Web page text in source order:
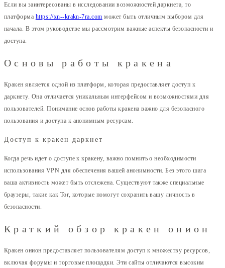
Если вы заинтересованы в исследовании возможностей даркнета, то
платформа https://xn--krakn-7ra.com может быть отличным выбором для
начала. В этом руководстве мы рассмотрим важные аспекты безопасности и
доступа.
Основы работы кракена
Кракен является одной из платформ, которая предоставляет доступ к
даркнету. Она отличается уникальным интерфейсом и возможностями для
пользователей. Понимание основ работы кракена важно для безопасного
пользования и доступа к анонимным ресурсам.
Доступ к кракен даркнет
Когда речь идет о доступе к кракену, важно помнить о необходимости
использования VPN для обеспечения вашей анонимности. Без этого шага
ваша активность может быть отслежена. Существуют также специальные
браузеры, такие как Tor, которые помогут сохранить вашу личность в
безопасности.
Краткий обзор кракен онион
Кракен онион предоставляет пользователям доступ к множеству ресурсов,
включая форумы и торговые площадки. Эти сайты отличаются высоким